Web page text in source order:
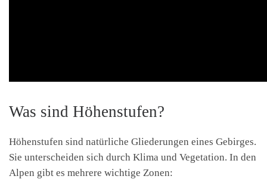
Was sind Höhenstufen?
Höhenstufen sind natürliche Gliederungen eines Gebirges.
Sie unterscheiden sich durch Klima und Vegetation. In den
Alpen gibt es mehrere wichtige Zonen: